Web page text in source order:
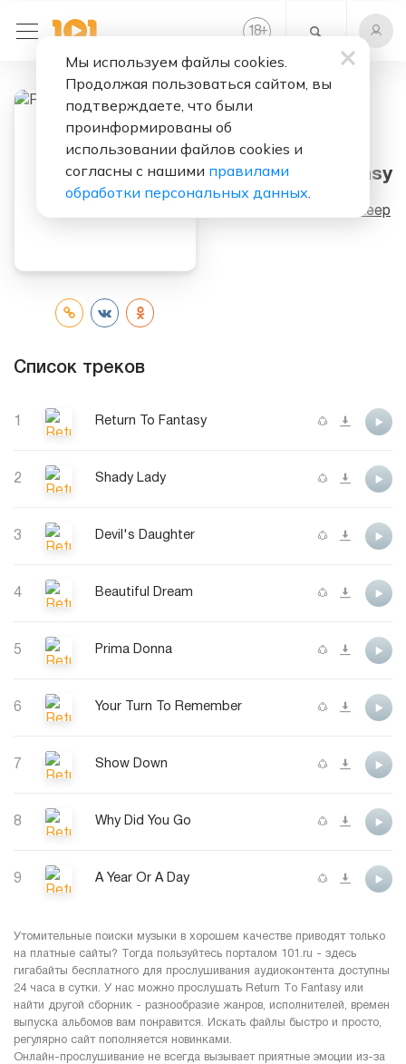
18+
Слушать бесплатно
Return To Fantasy
Uriah Heep
Список треков
1 Return To Fantasy
2 Shady Lady
3 Devil's Daughter
4 Beautiful Dream
5 Prima Donna
6 Your Turn To Remember
7 Show Down
8 Why Did You Go
9 A Year Or A Day
Утомительные поиски музыки в хорошем качестве приводят только
на платные сайты? Тогда пользуйтесь порталом 101.ru - здесь
гигабайты бесплатного для прослушивания аудиоконтента доступны
24 часа в сутки. У нас можно прослушать Return To Fantasy или
найти другой сборник - разнообразие жанров, исполнителей, времен
выпуска альбомов вам понравится. Искать файлы быстро и просто,
регулярно сайт пополняется новинками.
Онлайн-прослушивание не всегда вызывает приятные эмоции из-за
Мы используем файлы cookies.
Продолжая пользоваться сайтом, вы
подтверждаете, что были
проинформированы об
использовании файлов cookies и
согласны с нашими правилами
обработки персональных данных.